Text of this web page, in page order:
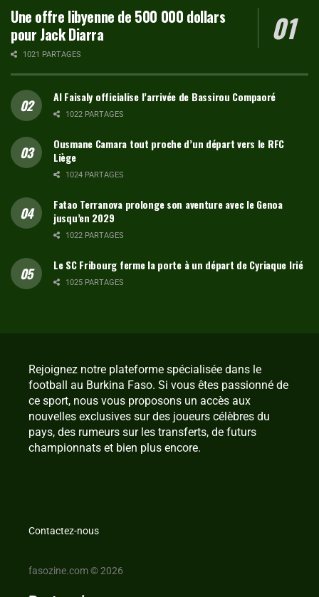
Une offre libyenne de 500 000 dollars
pour Jack Diarra
1021 PARTAGES
Al Faisaly officialise l’arrivée de Bassirou Compaoré
1022 PARTAGES
Ousmane Camara tout proche d’un départ vers le RFC
Liège
1024 PARTAGES
Fatao Terranova prolonge son aventure avec le Genoa
jusqu’en 2029
1022 PARTAGES
Le SC Fribourg ferme la porte à un départ de Cyriaque Irié
1025 PARTAGES
Rejoignez notre plateforme spécialisée dans le
football au Burkina Faso. Si vous êtes passionné de
ce sport, nous vous proposons un accès aux
nouvelles exclusives sur des joueurs célèbres du
pays, des rumeurs sur les transferts, de futurs
championnats et bien plus encore.
Contactez-nous
fasozine.com © 2026